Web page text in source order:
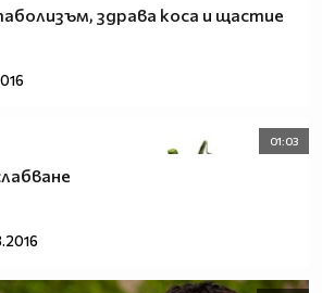
здрава коса и щастие
01:03